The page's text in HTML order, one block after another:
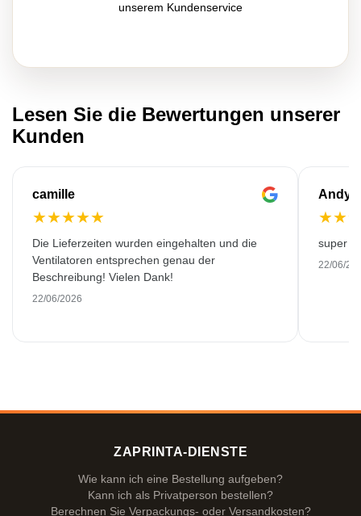
unserem Kundenservice
Lesen Sie die Bewertungen unserer
Kunden
camille
★★★★★
Die Lieferzeiten wurden eingehalten und die
Ventilatoren entsprechen genau der
Beschreibung! Vielen Dank!
22/06/2026
Andy
★★
super
22/06/
ZAPRINTA-DIENSTE
Wie kann ich eine Bestellung aufgeben?
Kann ich als Privatperson bestellen?
Berechnen Sie Verpackungs- oder Versandkosten?